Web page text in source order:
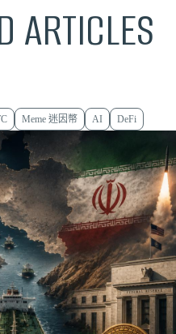
ARTICLES
Meme 迷因幣 AI DeFi